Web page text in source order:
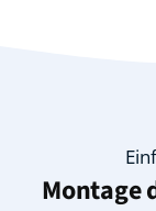
Montage